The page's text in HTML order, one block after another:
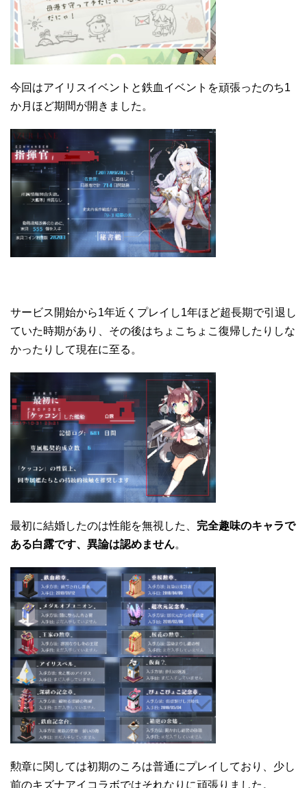
今回はアイリスイベントと鉄血イベントを頑張ったのち1
か月ほど期間が開きました。
サービス開始から1年近くプレイし1年ほど超長期で引退し
ていた時期があり、その後はちょこちょこ復帰したりしな
かったりして現在に至る。
最初に結婚したのは性能を無視した、 完全趣味のキャラで
ある白露です、異論は認めません。
勲章に関しては初期のころは普通にプレイしており、少し
前のキズナアイコラボではそれなりに頑張りました。